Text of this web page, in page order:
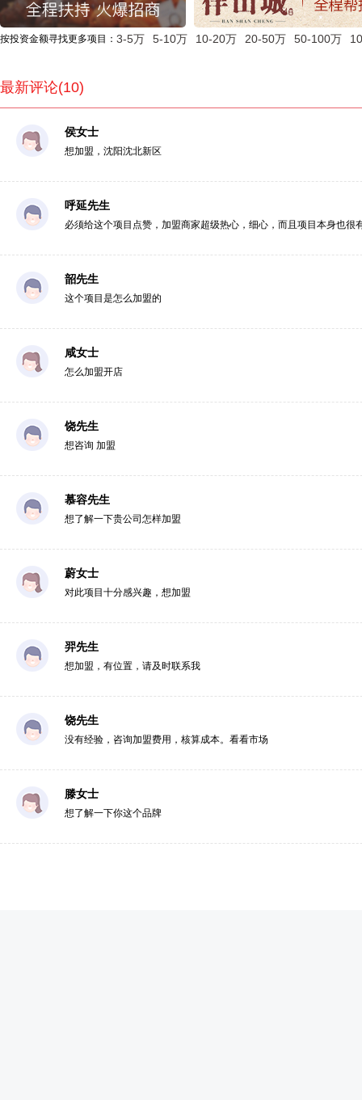
按投资金额寻找更多项目： 3-5万 5-10万 10-20万 20-50万 50-100万
最新评论(10)
侯女士
想加盟，沈阳沈北新区
呼延先生
必须给这个项目点赞，加盟商家超级热心，细心，而且项目本身也
韶先生
这个项目是怎么加盟的
咸女士
怎么加盟开店
饶先生
想咨询 加盟
慕容先生
想了解一下贵公司怎样加盟
蔚女士
对此项目十分感兴趣，想加盟
羿先生
想加盟，有位置，请及时联系我
饶先生
没有经验，咨询加盟费用，核算成本。看看市场
滕女士
想了解一下你这个品牌